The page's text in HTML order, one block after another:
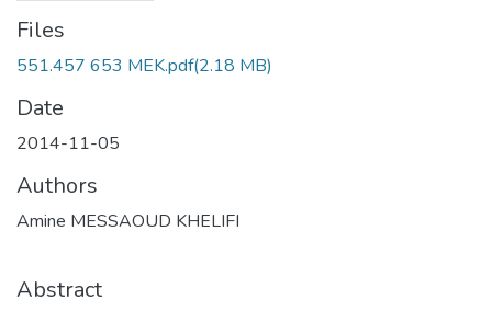
Files
551.457 653 MEK.pdf(2.18 MB)
Date
2014-11-05
Authors
Amine MESSAOUD KHELIFI
Abstract